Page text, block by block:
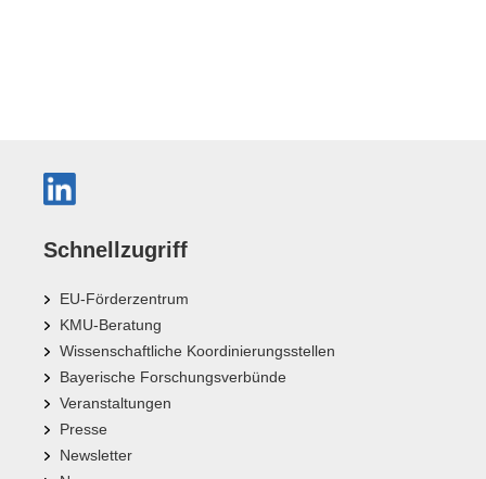
Schnellzugriff
EU-Förderzentrum
KMU-Beratung
Wissenschaftliche Koordinierungsstellen
Bayerische Forschungsverbünde
Veranstaltungen
Presse
Newsletter